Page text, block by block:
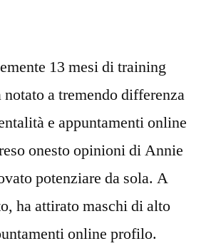
13 mesi di training
notato a tremendo differenza
e appuntamenti online
onesto opinioni di Annie
potenziare da sola. A
ha attirato maschi di alto
online profilo.